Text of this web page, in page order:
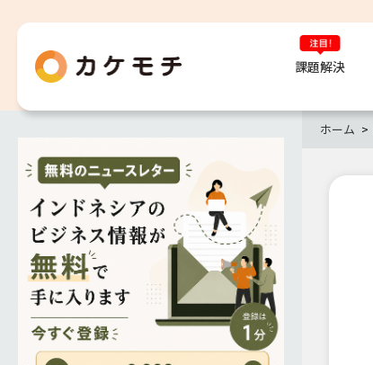
課題解決
ホーム